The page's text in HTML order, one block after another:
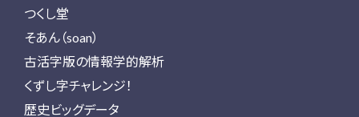
つくし堂
そあん（soan）
古活字版の情報学的解析
くずし字チャレンジ！
歴史ビッグデータ